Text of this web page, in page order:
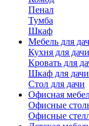
Пенал
Тумба
Шкаф
Мебель для
Кухня для дачи
Кровать для
Шкаф для дачи
Стол для дачи
Офисная
Офисные
Офисные